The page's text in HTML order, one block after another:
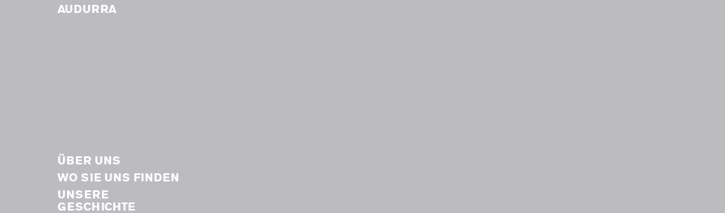
AUDURRA
ÜBER UNS
WO SIE UNS FINDEN
UNSERE
GESCHICHTE